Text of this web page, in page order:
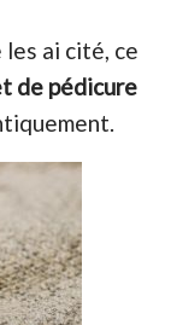
ai cité, ce
de pédicure